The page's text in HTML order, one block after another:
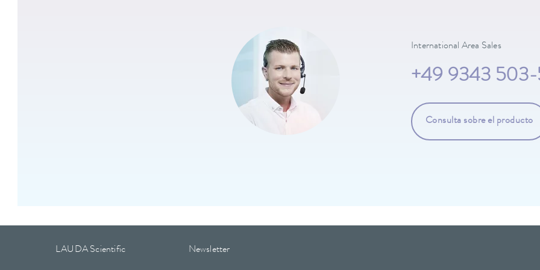
International Area Sales
+49 9343 503-
Consulta sobre el producto
LAUDA Scientific Newsletter